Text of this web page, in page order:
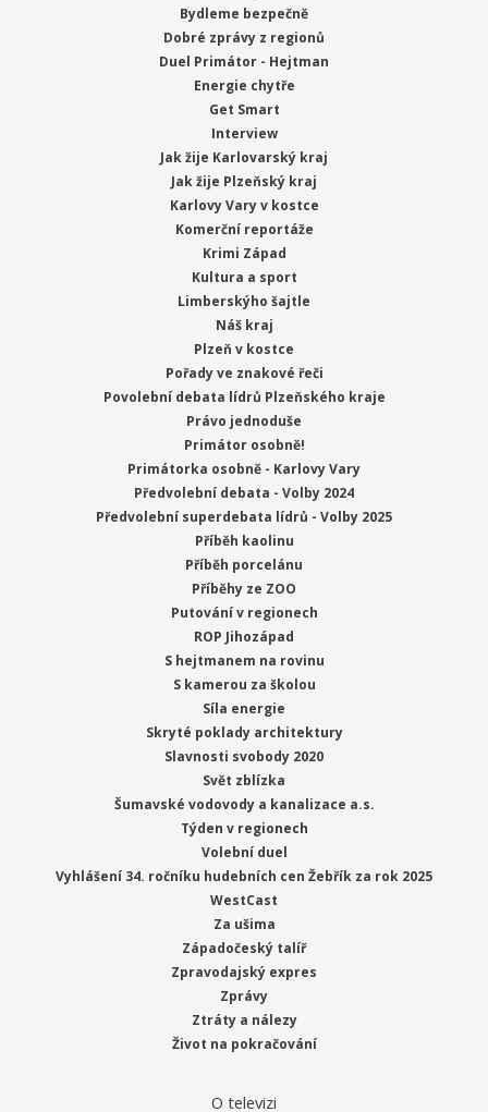
Bydleme bezpečně
Dobré zprávy z regionů
Duel Primátor - Hejtman
Energie chytře
Get Smart
Interview
Jak žije Karlovarský kraj
Jak žije Plzeňský kraj
Karlovy Vary v kostce
Komerční reportáže
Krimi Západ
Kultura a sport
Limberskýho šajtle
Náš kraj
Plzeň v kostce
Pořady ve znakové řeči
Povolební debata lídrů Plzeňského kraje
Právo jednoduše
Primátor osobně!
Primátorka osobně - Karlovy Vary
Předvolební debata - Volby 2024
Předvolební superdebata lídrů - Volby 2025
Příběh kaolinu
Příběh porcelánu
Příběhy ze ZOO
Putování v regionech
ROP Jihozápad
S hejtmanem na rovinu
S kamerou za školou
Síla energie
Skryté poklady architektury
Slavnosti svobody 2020
Svět zblízka
Šumavské vodovody a kanalizace a.s.
Týden v regionech
Volební duel
Vyhlášení 34. ročníku hudebních cen Žebřík za rok 2025
WestCast
Za ušima
Západočeský talíř
Zpravodajský expres
Zprávy
Ztráty a nálezy
Život na pokračování
O televizi